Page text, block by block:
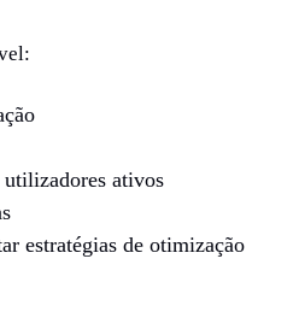
ativos
estratégias de otimização